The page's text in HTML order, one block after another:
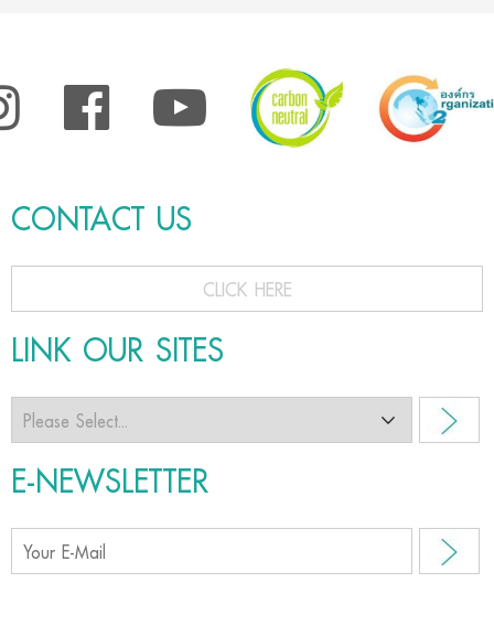
CONTACT US
CLICK HERE
LINK OUR SITES
E-NEWSLETTER